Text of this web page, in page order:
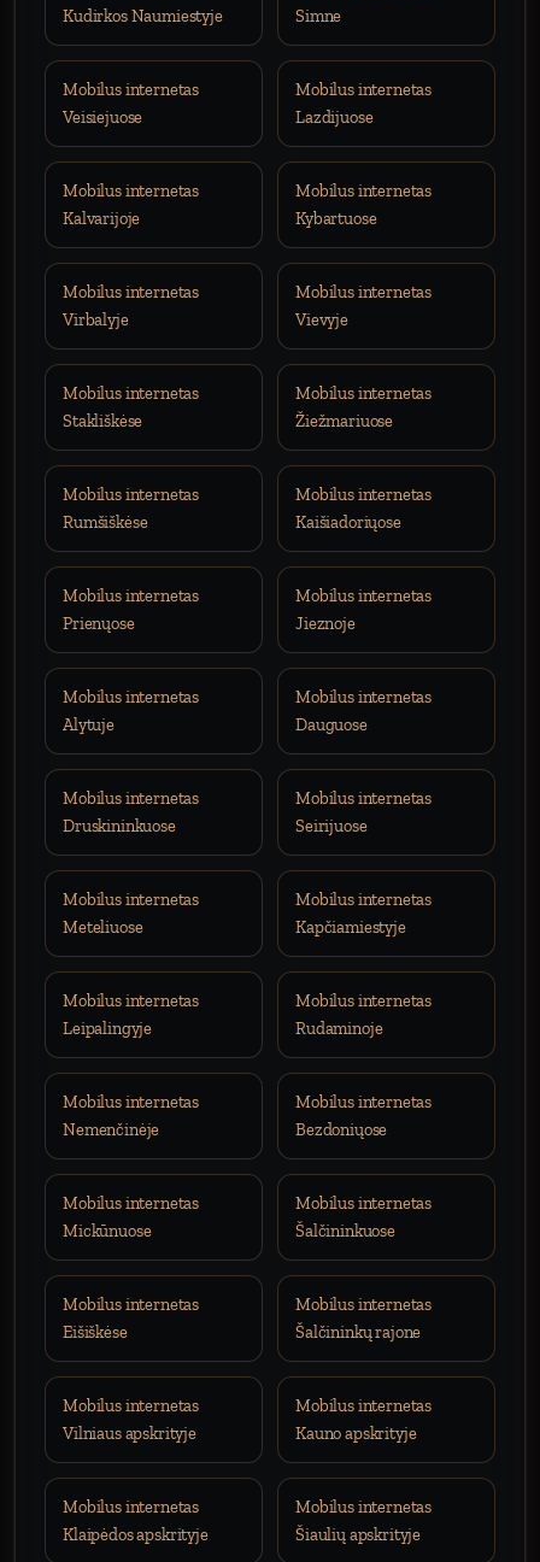
Kudirkos Naumiestyje
Simne
Mobilus internetas
Veisiejuose
Mobilus internetas
Lazdijuose
Mobilus internetas
Kalvarijoje
Mobilus internetas
Kybartuose
Mobilus internetas
Virbalyje
Mobilus internetas
Vievyje
Mobilus internetas
Stakliškėse
Mobilus internetas
Žiežmariuose
Mobilus internetas
Rumšiškėse
Mobilus internetas
Kaišiadoriųose
Mobilus internetas
Prienųose
Mobilus internetas
Jieznoje
Mobilus internetas
Alytuje
Mobilus internetas
Dauguose
Mobilus internetas
Druskininkuose
Mobilus internetas
Seirijuose
Mobilus internetas
Meteliuose
Mobilus internetas
Kapčiamiestyje
Mobilus internetas
Leipalingyje
Mobilus internetas
Rudaminoje
Mobilus internetas
Nemenčinėje
Mobilus internetas
Bezdoniųose
Mobilus internetas
Mickūnuose
Mobilus internetas
Šalčininkuose
Mobilus internetas
Eišiškėse
Mobilus internetas
Šalčininkų rajone
Mobilus internetas
Vilniaus apskrityje
Mobilus internetas
Kauno apskrityje
Mobilus internetas
Klaipėdos apskrityje
Mobilus internetas
Šiaulių apskrityje